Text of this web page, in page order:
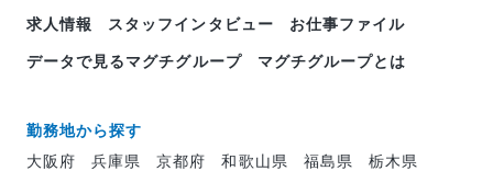
求人情報 スタッフインタビュー お仕事ファイル
データで見るマグチグループ マグチグループとは
勤務地から探す
大阪府
兵庫県 京都府 和歌山県 福島県
栃木県